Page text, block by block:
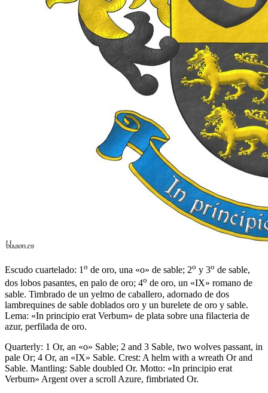
Escudo cuartelado: 1 o de oro, una «o» de sable; 2o y 3o de sable,
dos lobos pasantes, en palo de oro; 4o de oro, un «IX» romano de
sable. Timbrado de un yelmo de caballero, adornado de dos
lambrequines de sable doblados oro y un burelete de oro y sable.
Lema: «In principio erat Verbum» de plata sobre una filacteria de
azur, perfilada de oro.
Quarterly: 1 Or, an «o» Sable; 2 and 3 Sable, two wolves passant, in
pale Or; 4 Or, an «IX» Sable. Crest: A helm with a wreath Or and
Sable. Mantling: Sable doubled Or. Motto: «In principio erat
Verbum» Argent over a scroll Azure, fimbriated Or.